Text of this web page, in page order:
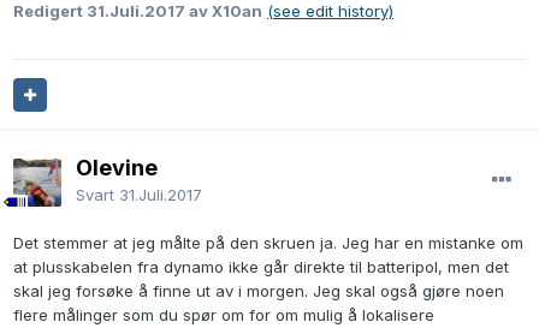
Redigert 31.Juli.2017 av X10an (see edit history)
Olevine
Svart 31.Juli.2017
Det stemmer at jeg målte på den skruen ja. Jeg har en mistanke om
at plusskabelen fra dynamo ikke går direkte til batteripol, men det
skal jeg forsøke å finne ut av i morgen. Jeg skal også gjøre noen
flere målinger som du spør om for om mulig å lokalisere